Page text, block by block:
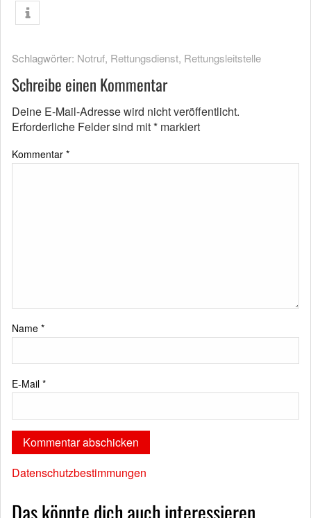
Schlagwörter: Notruf, Rettungsdienst, Rettungsleitstelle
Schreibe einen Kommentar
Deine E-Mail-Adresse wird nicht veröffentlicht.
Erforderliche Felder sind mit* markiert
Kommentar *
Name *
E-Mail *
Datenschutzbestimmungen
Das könnte dich auch interessieren